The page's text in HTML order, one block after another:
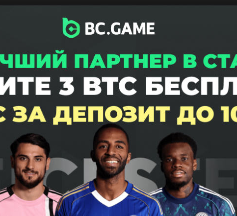
сетях
сегодня
Найтс - Каролина
офф. Финал
(мск)